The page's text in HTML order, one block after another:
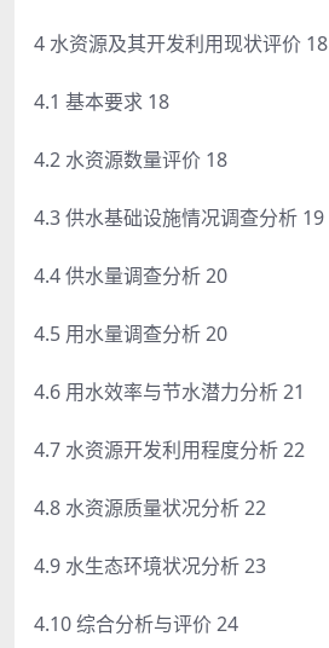
4 水资源及其开发利用现状评价 18
4.1 基本要求 18
4.2 水资源数量评价 18
4.3 供水基础设施情况调查分析 19
4.4 供水量调查分析 20
4.5 用水量调查分析 20
4.6 用水效率与节水潜力分析 21
4.7 水资源开发利用程度分析 22
4.8 水资源质量状况分析 22
4.9 水生态环境状况分析 23
4.10 综合分析与评价 24